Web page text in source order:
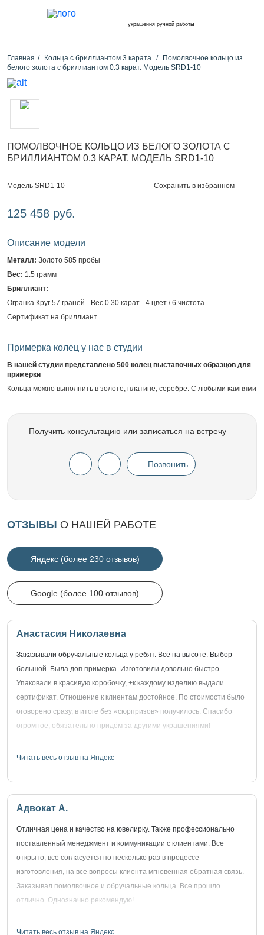
украшения ручной работы
Главная Кольца с бриллиантом 3 карата
Помолвочное кольцо из
белого золота с бриллиантом 0.3 карат. Модель SRD1-10
ПОМОЛВОЧНОЕ КОЛЬЦО ИЗ БЕЛОГО ЗОЛОТА С
БРИЛЛИАНТОМ 0.3 КАРАТ. МОДЕЛЬ SRD1-10
Модель SRD1-10 Сохранить в избранном
125 458 руб.
Описание модели
Металл: Золото 585 пробы
Вес: 1.5 грамм
Бриллиант:
Огранка Круг 57 граней - Вес 0.30 карат - 4 цвет / 6 чистота
Сертификат на бриллиант
Примерка колец у нас в студии
В нашей студии представлено 500 колец выставочных образцов для
примерки
Кольца можно выполнить в золоте, платине, серебре. С любыми камнями
Получить консультацию или записаться на встречу
Позвонить
ОТЗЫВЫ О НАШЕЙ РАБОТЕ
Яндекс (более 230 отзывов)
Google (более 100 отзывов)
Анастасия Николаевна
Заказывали обручальные кольца у ребят. Всё на высоте. Выбор
большой. Была доп.примерка. Изготовили довольно быстро.
Упаковали в красивую коробочку, +к каждому изделию выдали
сертификат. Отношение к клиентам достойное. По стоимости было
оговорено сразу, в итоге без «сюрпризов» получилось. Спасибо
огромное, обязательно придём за другими украшениями!
Читать весь отзыв на Яндекс
Адвокат А.
Отличная цена и качество на ювелирку. Также профессионально
поставленный менеджмент и коммуникации с клиентами. Все
открыто, все согласуется по несколько раз в процессе
изготовления, на все вопросы клиента мгновенная обратная связь.
Заказывал помолвочное и обручальные кольца. Все прошло
отлично. Однозначно рекомендую!
Читать весь отзыв на Яндекс